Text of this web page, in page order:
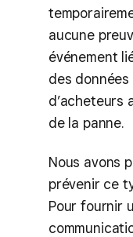
aucune
événement
des
d’acheteurs
de la panne.
Nous avons
prévenir ce
Pour fournir